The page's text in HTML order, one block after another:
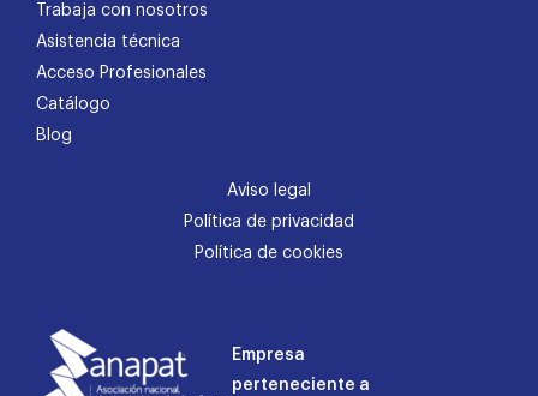
Trabaja con nosotros
Asistencia técnica
Acceso Profesionales
Catálogo
Blog
Aviso legal
Política de privacidad
Política de cookies
Empresa
perteneciente a